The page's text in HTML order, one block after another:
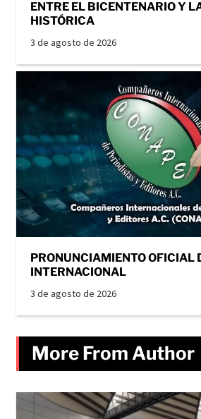
ENTRE EL BICENTENARIO Y
HISTÓRICA
3 de agosto de 2026
PRONUNCIAMIENTO OFICIAL
INTERNACIONAL
3 de agosto de 2026
More From Author